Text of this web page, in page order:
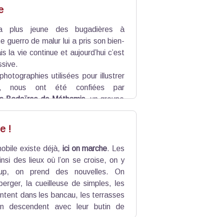
plus jeune des bugadières à
guerro de malur lui a pris son bien-
la vie continue et aujourd’hui c’est
utilisées pour illustrer
nous ont été confiées par
Badaïres de Méthamis, un groupe
la mémoire de son village.
!
existe déjà, ici on marche. Les
des lieux où l’on se croise, on y
on prend des nouvelles. On
la cueilleuse de simples, les
dans les bancau, les terrasses
descendent avec leur butin de